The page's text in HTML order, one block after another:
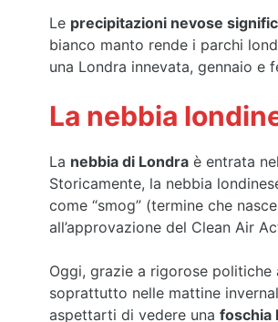
Le precipitazioni nevose
bianco manto rende i parchi
una Londra innevata, gennaio
La nebbia
La nebbia di Londra è entrata
Storicamente, la nebbia
come “smog” (termine che
all’approvazione del Clean Air
Oggi, grazie a rigorose politiche
soprattutto nelle mattine
aspettarti di vedere una foschia